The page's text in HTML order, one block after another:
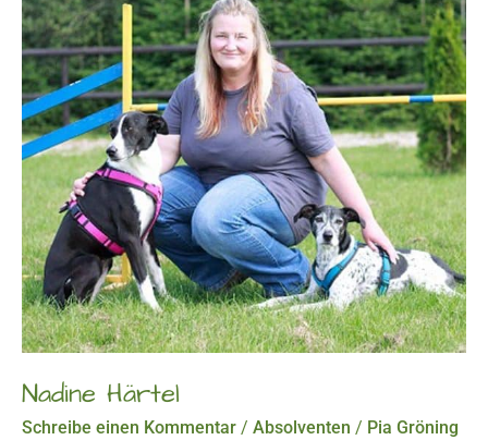
Nadine Härtel
Schreibe einen Kommentar / Absolventen / Pia Gröning